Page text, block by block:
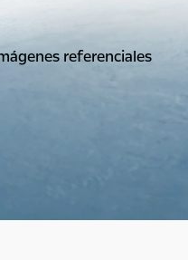
referenciales